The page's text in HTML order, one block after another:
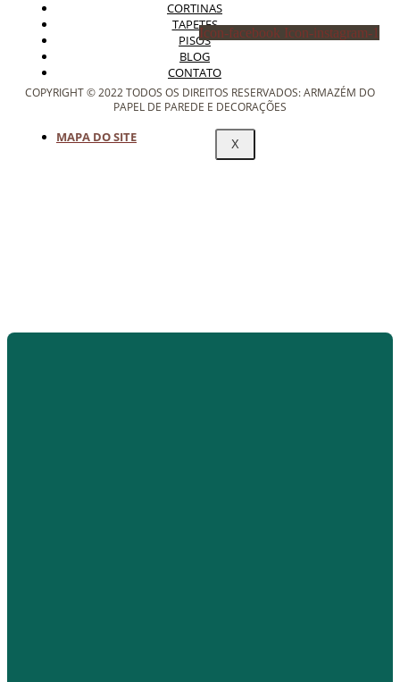
CORTINAS
TAPETES
PISOS
BLOG
CONTATO
X
Icon-facebook Icon-instagram-1
COPYRIGHT © 2022 TODOS OS DIREITOS RESERVADOS: ARMAZÉM DO
PAPEL DE PAREDE E DECORAÇÕES
MAPA DO SITE